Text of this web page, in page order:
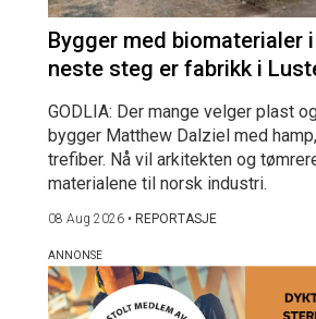
Bygger med biomaterialer
neste steg er fabrikk i
GODLIA: Der mange velger plast
bygger Matthew Dalziel med
trefiber. Nå vil arkitekten og
materialene til norsk industri.
08 Aug 2026 • REPORTASJE